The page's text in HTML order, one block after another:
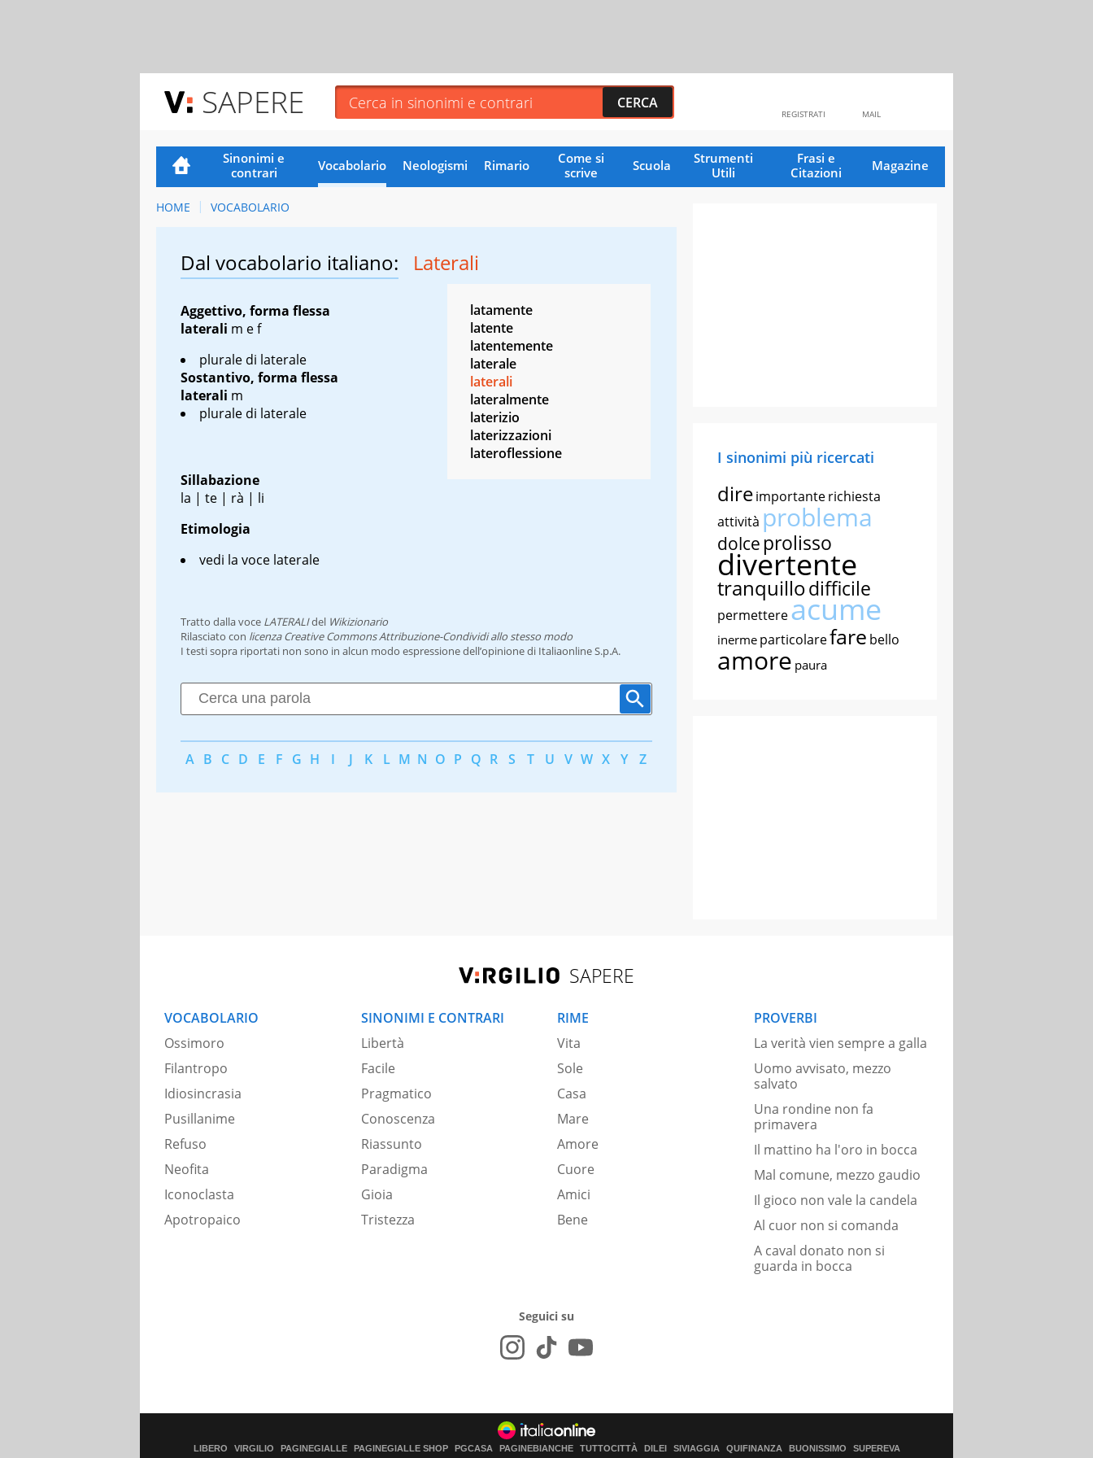
SAPERE MAIL
REGISTRATI
Sinonimi e
contrari
Vocabolario Neologismi Rimario
Come si
scrive
Scuola
Strumenti
Utili
Frasi e
Citazioni
Magazine
HOME VOCABOLARIO
Dal vocabolario italiano: Laterali
Aggettivo, forma flessa
laterali m ef
plurale di laterale
Sostantivo, forma flessa
laterali m
plurale di laterale
Sillabazione
la | te | rà | li
Etimologia
vedi la voce laterale
latamente
latente
latentemente
laterale
laterali
lateralmente
laterizio
laterizzazioni
lateroflessione
Tratto dalla voce LATERALIdel Wikizionario
Rilasciato con licenza Creative Commons Attribuzione-Condividi allo stesso modo
I testi sopra riportati non sono in alcun modo espressione dell’opinione di Italiaonline S.p.A.
A B C D E F G H I J K L M N O P Q R S T U V W X Y Z
I sinonimi più ricercati
direimportanterichiesta
attività problema
dolce prolisso
divertente
tranquillodifficile
permettereacume
inerme particolarefare bello
amore paura
SAPERE
VOCABOLARIO
Ossimoro
Filantropo
Idiosincrasia
Pusillanime
Refuso
Neofita
Iconoclasta
Apotropaico
SINONIMI E CONTRARI
Libertà
Facile
Pragmatico
Conoscenza
Riassunto
Paradigma
Gioia
Tristezza
RIME
Vita
Sole
Casa
Mare
Amore
Cuore
Amici
Bene
PROVERBI
La verità vien sempre a galla
Uomo avvisato, mezzo
salvato
Una rondine non fa
primavera
Il mattino ha l'oro in bocca
Mal comune, mezzo gaudio
Il gioco non vale la candela
Al cuor non si comanda
A caval donato non si
guarda in bocca
Seguici su
LIBERO VIRGILIO PAGINEGIALLE PAGINEGIALLE SHOP PGCASA PAGINEBIANCHE TUTTOCITTÀ DILEI SIVIAGGIA QUIFINANZA BUONISSIMO SUPEREVA